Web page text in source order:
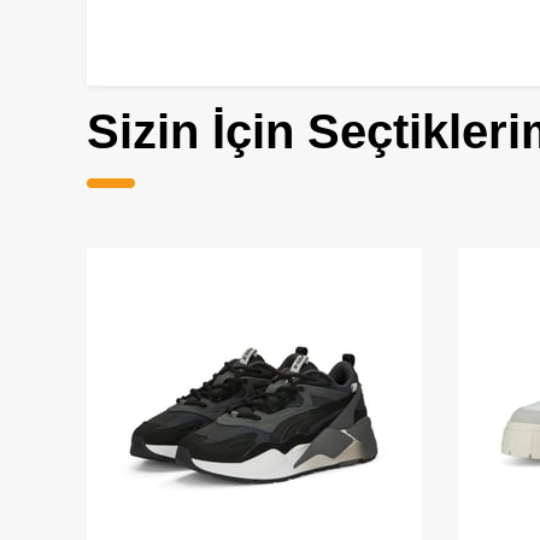
Sizin İçin